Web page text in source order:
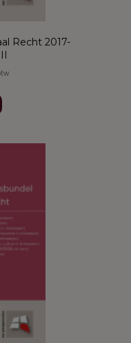
Recht 2017-
product
heeft
variaties.
kan
gekozen
op
de
productpagina